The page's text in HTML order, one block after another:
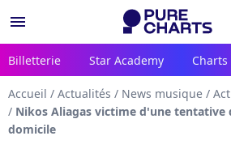
menu
Billetterie Star Academy
Accueil / Actualités / News musique /
/ Nikos Aliagas victime d'une tentative
domicile